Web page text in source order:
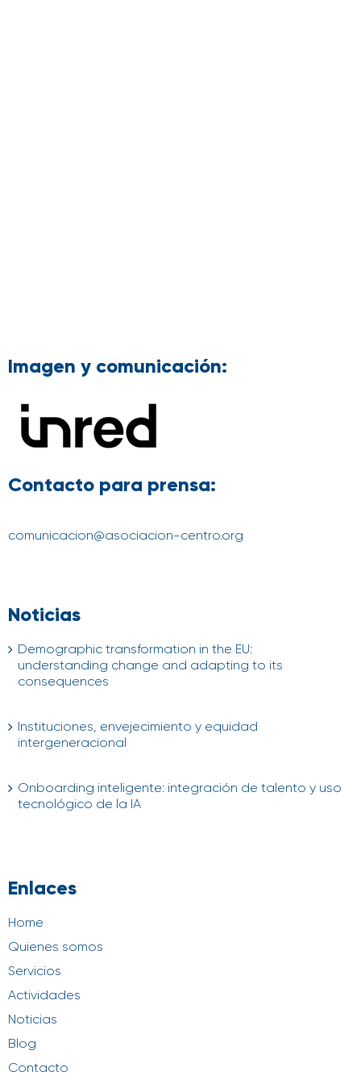
Imagen y comunicación:
Contacto para prensa:
comunicacion@asociacion-centro.org
Noticias
Demographic transformation in the EU:
understanding change and adapting to its
consequences
Instituciones, envejecimiento y equidad
intergeneracional
Onboarding inteligente: integración de talento y uso
tecnológico de la IA
Enlaces
Home
Quienes somos
Servicios
Actividades
Noticias
Blog
Contacto